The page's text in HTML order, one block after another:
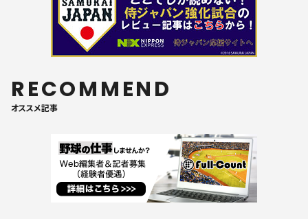
RECOMMEND
オススメ記事